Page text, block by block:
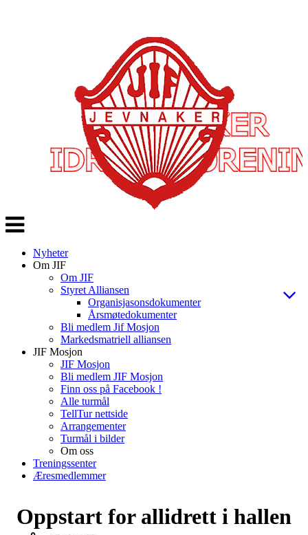
Veksle
navigasjon
Nyheter
Om JIF
Om JIF
Styret Alliansen
Organisjasonsdokumenter
Årsmøtedokumenter
Bli medlem Jif Mosjon
Markedsmatriell alliansen
JIF Mosjon
JIF Mosjon
Bli medlem JIF Mosjon
Finn oss på Facebook !
Alle turmål
TellTur nettside
Arrangementer
Turmål i bilder
Om oss
Treningssenter
Æresmedlemmer
Oppstart for allidrett i hallen